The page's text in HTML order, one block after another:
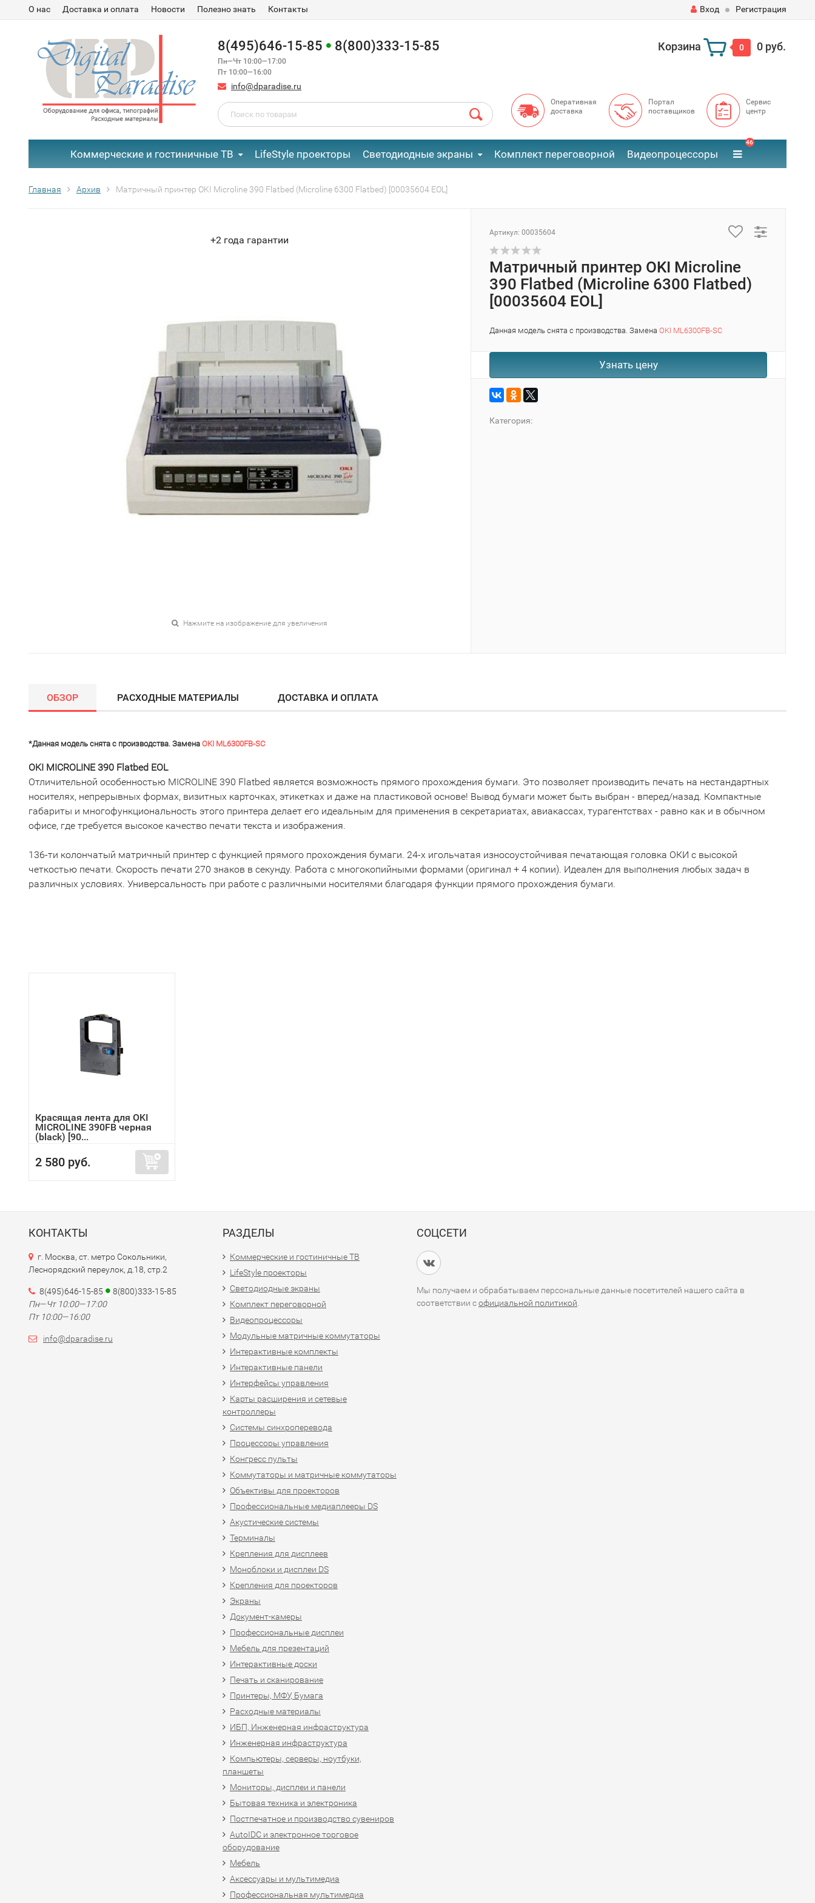
О нас Доставка и оплата Новости Полезно знать Контакты Вход Регистрация
8(495)646-15-85 8(800)333-15-85
Пн—Чт 10:00—17:00
Пт 10:00—16:00
info@dparadise.ru
Корзина 0 0 руб.
Оперативная
доставка
Портал
поставщиков
Сервис
центр
Коммерческие и гостиничные ТВ LifeStyle проекторы Светодиодные экраны Комплект переговорной Видеопроцессоры
46
Главная Архив Матричный принтер OKI Microline 390 Flatbed (Microline 6300 Flatbed) [00035604 EOL]
+2 года гарантии
Нажмите на изображение для увеличения
Артикул: 00035604
Матричный принтер OKI Microline
390 Flatbed (Microline 6300 Flatbed)
[00035604 EOL]
Данная модель снята с производства. Замена OKI ML6300FB-SC
Узнать цену
Категория:
ОБЗОР РАСХОДНЫЕ МАТЕРИАЛЫ ДОСТАВКА И ОПЛАТА
*Данная модель снята с производства. Замена OKI ML6300FB-SC
OKI MICROLINE 390 Flatbed EOL
Отличительной особенностью MICROLINE 390 Flatbed является возможность прямого прохождения бумаги. Это позволяет производить печать на нестандартных
носителях, непрерывных формах, визитных карточках, этикетках и даже на пластиковой основе! Вывод бумаги может быть выбран - вперед/назад. Компактные
габариты и многофункциональность этого принтера делает его идеальным для применения в секретариатах, авиакассах, турагентствах - равно как и в обычном
офисе, где требуется высокое качество печати текста и изображения.
136-ти колончатый матричный принтер с функцией прямого прохождения бумаги. 24-х игольчатая износоустойчивая печатающая головка ОКИ с высокой
четкостью печати. Скорость печати 270 знаков в секунду. Работа с многокопийными формами (оригинал + 4 копии). Идеален для выполнения любых задач в
различных условиях. Универсальность при работе с различными носителями благодаря функции прямого прохождения бумаги.
Красящая лента для OKI
MICROLINE 390FB черная
(black) [90...
2 580 руб.
КОНТАКТЫ
г. Москва, ст. метро Сокольники,
Леснорядский переулок, д.18, стр.2
8(495)646-15-85
8(800)333-15-85
Пн—Чт 10:00—17:00
Пт 10:00—16:00
info@dparadise.ru
РАЗДЕЛЫ
Коммерческие и гостиничные ТВ
LifeStyle проекторы
Светодиодные экраны
Комплект переговорной
Видеопроцессоры
Модульные матричные коммутаторы
Интерактивные комплекты
Интерактивные панели
Интерфейсы управления
Карты расширения и сетевые
контроллеры
Системы синхроперевода
Процессоры управления
Конгресс пульты
Коммутаторы и матричные коммутаторы
Объективы для проекторов
Профессиональные медиаплееры DS
Акустические системы
Терминалы
Крепления для дисплеев
Моноблоки и дисплеи DS
Крепления для проекторов
Экраны
Документ-камеры
Профессиональные дисплеи
Мебель для презентаций
Интерактивные доски
Печать и сканирование
Принтеры, МФУ, Бумага
Расходные материалы
ИБП, Инженерная инфраструктура
Инженерная инфраструктура
Компьютеры, серверы, ноутбуки,
планшеты
Мониторы, дисплеи и панели
Бытовая техника и электроника
Постпечатное и производство сувениров
AutoIDC и электронное торговое
оборудование
Мебель
Аксессуары и мультимедиа
Профессиональная мультимедиа
СОЦСЕТИ
Мы получаем и обрабатываем персональные данные посетителей нашего сайта в
соответствии софициальной политикой